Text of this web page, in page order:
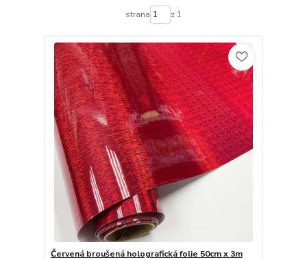
strana z 1
Červená broušená holografická folie 50cm x 3m